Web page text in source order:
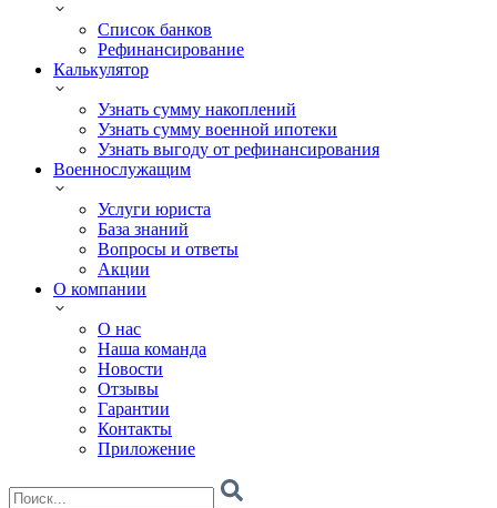
Список банков
Рефинансирование
Калькулятор
Узнать сумму накоплений
Узнать сумму военной ипотеки
Узнать выгоду от рефинансирования
Военнослужащим
Услуги юриста
База знаний
Вопросы и ответы
Акции
О компании
О нас
Наша команда
Новости
Отзывы
Гарантии
Контакты
Приложение